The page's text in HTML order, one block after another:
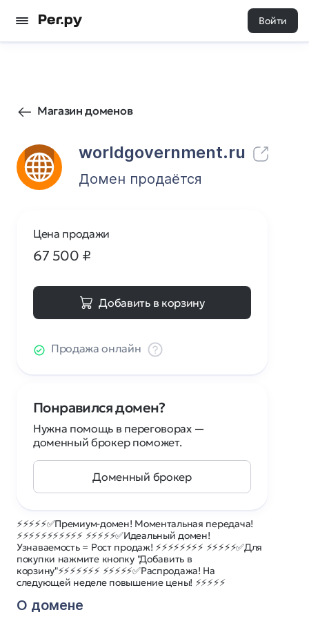
Войти
Магазин доменов
worldgovernment.ru
99 0
Домен продаётся
⚡⚡⚡⚡⚡✅Премиум-домен! Моментальная передача!
⚡⚡⚡⚡⚡⚡⚡⚡⚡⚡⚡ ⚡⚡⚡⚡⚡✅Идеальный домен!
Узнаваемость = Рост продаж! ⚡⚡⚡⚡⚡⚡⚡⚡ ⚡⚡⚡⚡⚡✅Для
покупки нажмите кнопку "Добавить в
корзину"⚡⚡⚡⚡⚡⚡⚡ ⚡⚡⚡⚡⚡✅Распродажа! На
следующей неделе повышение цены! ⚡⚡⚡⚡⚡
О домене
Цена продажи
67 500 ₽
Добавить в корзину
Продажа онлайн
Понравился домен?
Нужна помощь в переговорах —
доменный брокер поможет.
Доменный брокер